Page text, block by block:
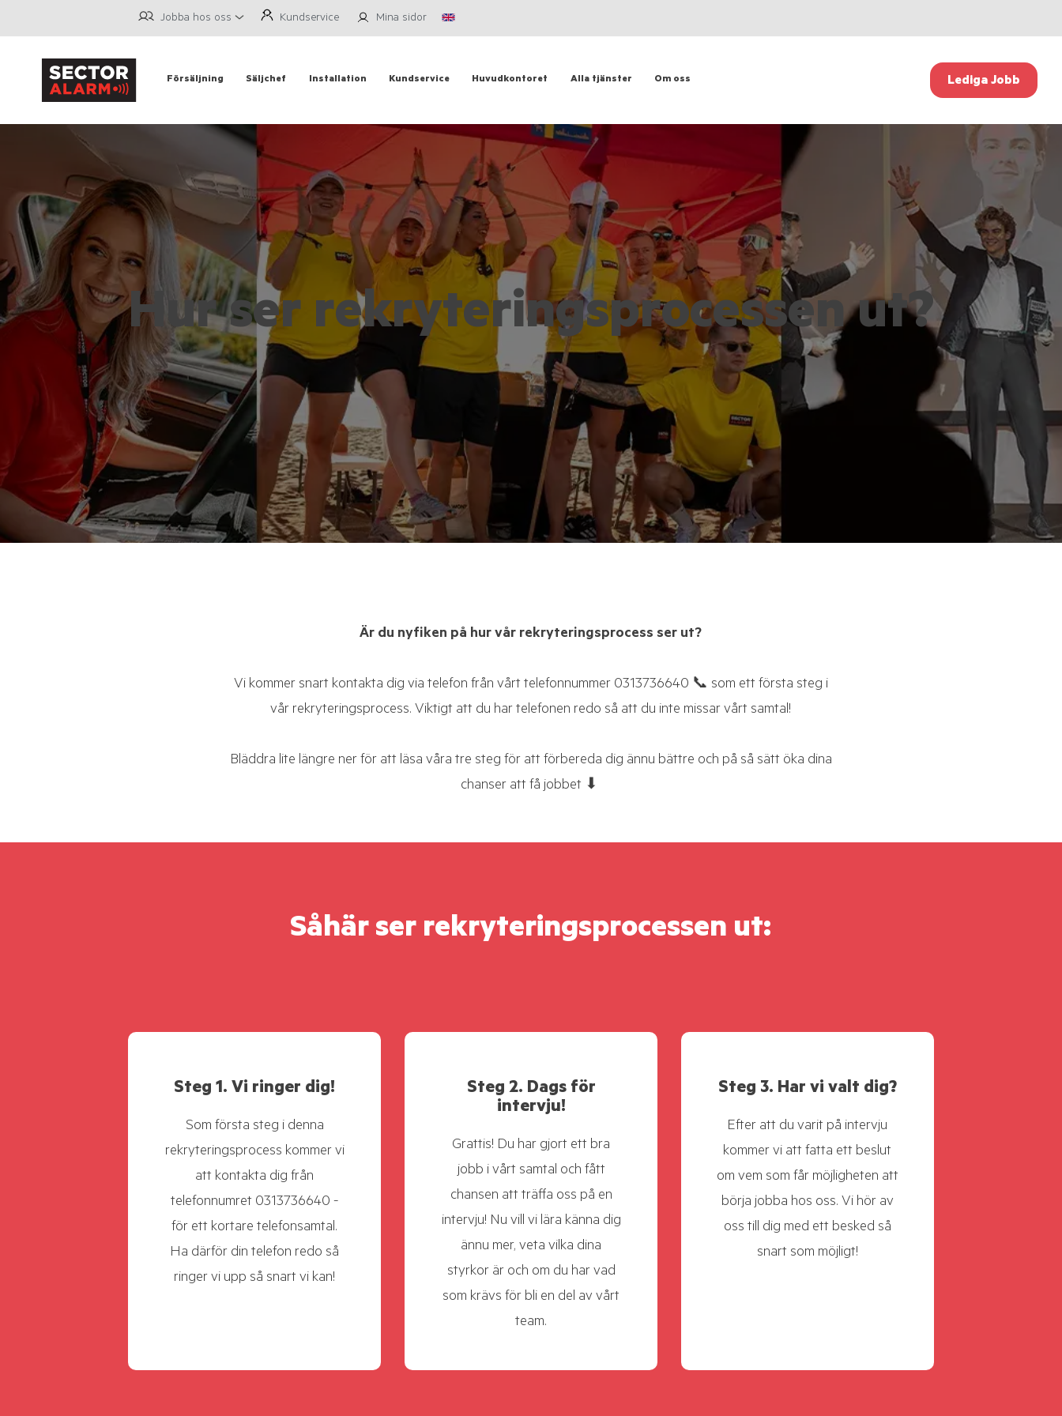
Försäljning Säljchef Installation Kundservice Huvudkontoret Alla tjänster Om oss Lediga Jobb
Jobba hos oss Kundservice Mina sidor
Hur ser rekryteringsprocessen ut?
Är du nyfiken på hur vår rekryteringsprocess ser ut?
Vi kommer snart kontakta dig via telefon från vårt telefonnummer 0313736640 📞 som ett första steg i
vår rekryteringsprocess. Viktigt att du har telefonen redo så att du inte missar vårt samtal!
Bläddra lite längre ner för att läsa våra tre steg för att förbereda dig ännu bättre och på så sätt öka dina
chanser att få jobbet ⬇
Såhär ser rekryteringsprocessen ut:
Steg 1. Vi ringer dig!
Som första steg i denna
rekryteringsprocess kommer vi
att kontakta dig från
telefonnumret 0313736640 -
för ett kortare telefonsamtal.
Ha därför din telefon redo så
ringer vi upp så snart vi kan!
Steg 2. Dags för
intervju!
Grattis! Du har gjort ett bra
jobb i vårt samtal och fått
chansen att träffa oss på en
intervju! Nu vill vi lära känna dig
ännu mer, veta vilka dina
styrkor är och om du har vad
som krävs för bli en del av vårt
team.
Steg 3. Har vi valt dig?
Efter att du varit på intervju
kommer vi att fatta ett beslut
om vem som får möjligheten att
börja jobba hos oss. Vi hör av
oss till dig med ett besked så
snart som möjligt!